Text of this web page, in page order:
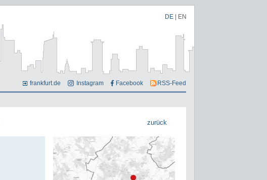
DE EN
frankfurt.de Instagram Facebook RSS-Feed
zurück